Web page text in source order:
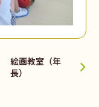
絵画教室（年
長）